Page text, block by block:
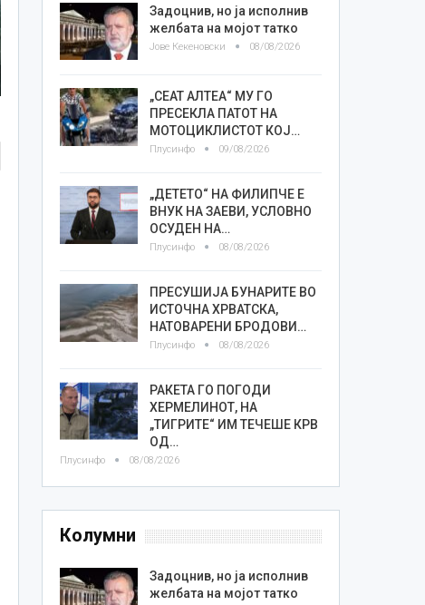
Задоцнив, но ја исполнив
желбата на мојот татко
Јове Кекеновски 08/08/2026
„СЕАТ АЛТЕА“ МУ ГО
ПРЕСЕКЛА ПАТОТ НА
МОТОЦИКЛИСТОТ КОЈ…
Плусинфо 09/08/2026
„ДЕТЕТО“ НА ФИЛИПЧЕ Е
ВНУК НА ЗАЕВИ, УСЛОВНО
ОСУДЕН НА…
Плусинфо 08/08/2026
ПРЕСУШИЈА БУНАРИТЕ ВО
ИСТОЧНА ХРВАТСКА,
НАТОВАРЕНИ БРОДОВИ…
Плусинфо 08/08/2026
РАКЕТА ГО ПОГОДИ
ХЕРМЕЛИНОТ, НА
„ТИГРИТЕ“ ИМ ТЕЧЕШЕ КРВ
ОД…
Плусинфо 08/08/2026
Колумни
Задоцнив, но ја исполнив
желбата на мојот татко